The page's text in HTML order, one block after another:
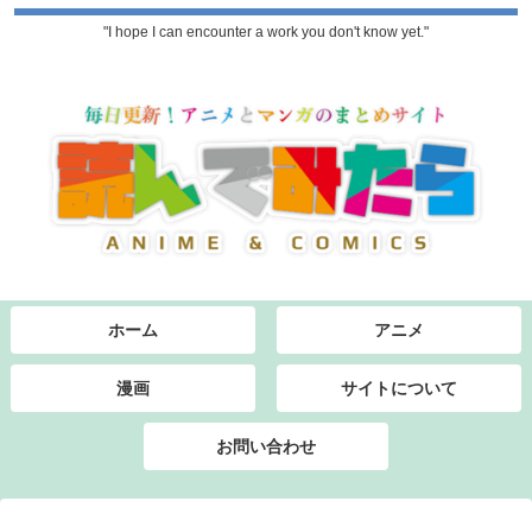
"I hope I can encounter a work you don't know yet."
ホーム アニメ
漫画 サイトについて
お問い合わせ